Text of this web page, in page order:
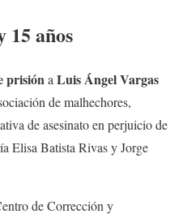
15 años
prisióna Luis Ángel Vargas
de malhechores,
de asesinato en perjuicio de
Elisa Batista Rivas y Jorge
de Corrección y